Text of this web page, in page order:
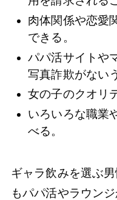
肉体関係や恋愛
できる。
パパ活サイトや
写真詐欺がない
女の子のクオリ
いろいろな職業
べる。
ギャラ飲みを選ぶ
もパパ活やラウン